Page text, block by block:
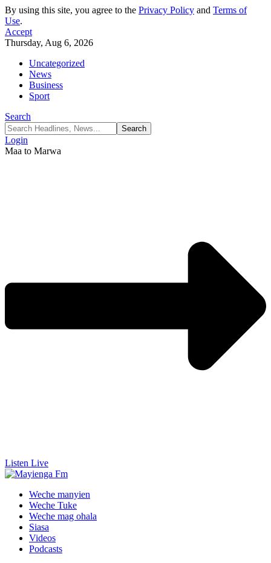
By using this site, you agree to the Privacy Policy and Terms of
Use.
Accept
Thursday, Aug 6, 2026
Uncategorized
News
Business
Sport
Search
Login
Maa to Marwa
Listen Live
Weche manyien
Weche Tuke
Weche mag ohala
Siasa
Videos
Podcasts